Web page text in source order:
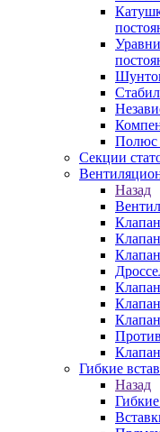
Полюс
Секции
Назад
Гибкие
Назад